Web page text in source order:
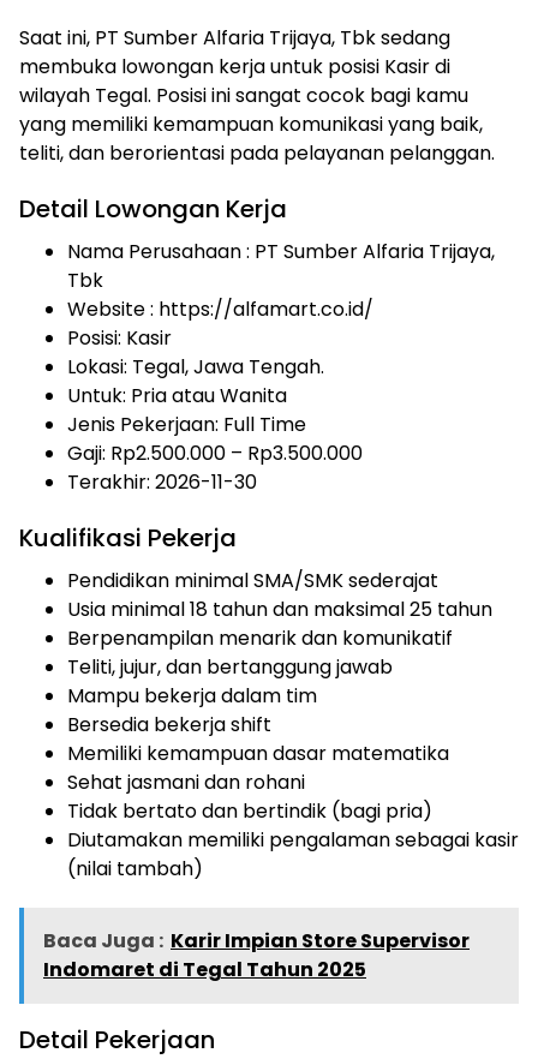
Saat ini, PT Sumber Alfaria Trijaya, Tbk sedang
membuka lowongan kerja untuk posisi Kasir di
wilayah Tegal. Posisi ini sangat cocok bagi kamu
yang memiliki kemampuan komunikasi yang baik,
teliti, dan berorientasi pada pelayanan pelanggan.
Detail Lowongan Kerja
Nama Perusahaan : PT Sumber Alfaria Trijaya,
Tbk
Website : https://alfamart.co.id/
Posisi: Kasir
Lokasi: Tegal, Jawa Tengah.
Untuk: Pria atau Wanita
Jenis Pekerjaan: Full Time
Gaji: Rp2.500.000 – Rp3.500.000
Terakhir: 2026-11-30
Kualifikasi Pekerja
Pendidikan minimal SMA/SMK sederajat
Usia minimal 18 tahun dan maksimal 25 tahun
Berpenampilan menarik dan komunikatif
Teliti, jujur, dan bertanggung jawab
Mampu bekerja dalam tim
Bersedia bekerja shift
Memiliki kemampuan dasar matematika
Sehat jasmani dan rohani
Tidak bertato dan bertindik (bagi pria)
Diutamakan memiliki pengalaman sebagai kasir
(nilai tambah)
Baca Juga : Karir Impian Store Supervisor
Indomaret di Tegal Tahun 2025
Detail Pekerjaan